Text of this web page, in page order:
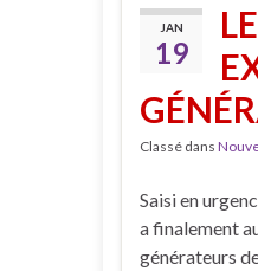
JAN
19
Classé dans
Saisi en
a finalement
générateurs